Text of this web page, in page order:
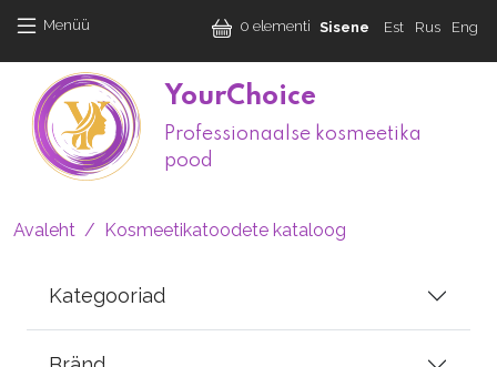
Menüü 0 elementi User
Sisene Est Rus Eng
YourChoice
Professionaalse kosmeetika
pood
Leivapuru
Avaleht Kosmeetikatoodete kataloog
Kategooriad